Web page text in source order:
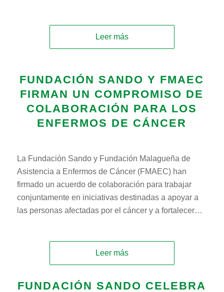
Leer más
FUNDACIÓN SANDO Y FMAEC
FIRMAN UN COMPROMISO DE
COLABORACIÓN PARA LOS
ENFERMOS DE CÁNCER
La Fundación Sando y Fundación Malagueña de
Asistencia a Enfermos de Cáncer (FMAEC) han
firmado un acuerdo de colaboración para trabajar
conjuntamente en iniciativas destinadas a apoyar a
las personas afectadas por el cáncer y a fortalecer…
Leer más
FUNDACIÓN SANDO CELEBRA